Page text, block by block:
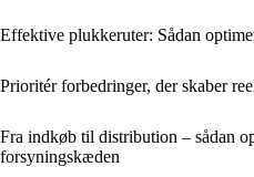
Effektive plukkeruter: Sådan
Prioritér forbedringer, der skaber
Fra indkøb til distribution – sådan
forsyningskæden